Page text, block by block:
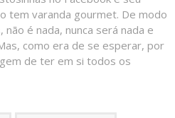
tem varanda gourmet. De modo
é nada, nunca será nada e
como era de se esperar, por
de ter em si todos os